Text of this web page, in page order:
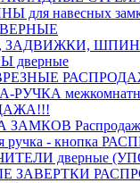
для навесных
ЗАДВИЖКИ,
дверные
ручка - кнопка
дверные
ЗАВЕРТКИ